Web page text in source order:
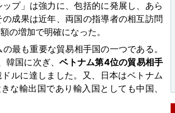
プ」は強力に、包括的に発展し、あら
成果は近年、両国の指導者の相互訪問
の増加で明確になった。
最も重要な貿易相手国の一つである。
韓国に次ぎ、ベトナム第4位の貿易相手
ドルに達しました。又、日本はベトナム
な輸出国であり輸入国としても中国、